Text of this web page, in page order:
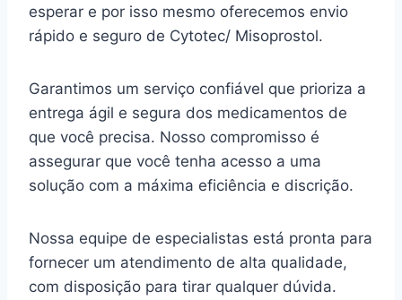
esperar e por isso mesmo oferecemos envio
rápido e seguro de Cytotec/ Misoprostol.
Garantimos um serviço confiável que prioriza a
entrega ágil e segura dos medicamentos de
que você precisa. Nosso compromisso é
assegurar que você tenha acesso a uma
solução com a máxima eficiência e discrição.
Nossa equipe de especialistas está pronta para
fornecer um atendimento de alta qualidade,
com disposição para tirar qualquer dúvida.